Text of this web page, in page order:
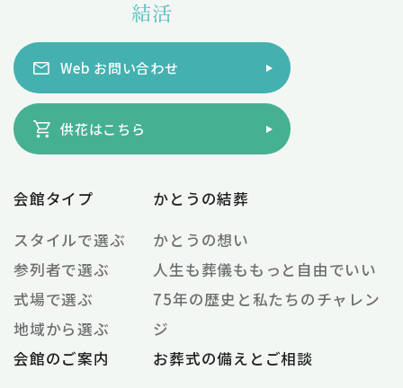
結活
Web お問い合わせ
供花はこちら
会館タイプ
スタイルで選ぶ
参列者で選ぶ
式場で選ぶ
地域から選ぶ
会館のご案内
かとうの結葬
かとうの想い
人生も葬儀ももっと自由でいい
75年の歴史と私たちのチャレン
ジ
お葬式の備えとご相談